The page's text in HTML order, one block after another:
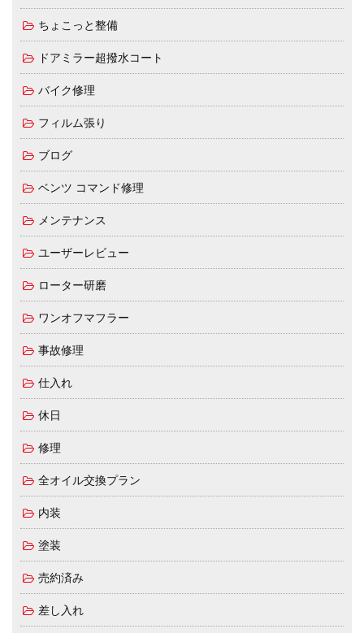
ちょこっと整備
ドアミラー超撥水コート
バイク修理
フィルム張り
ブログ
ベンツ コマンド修理
メンテナンス
ユーザーレビュー
ローター研磨
ワンオフマフラー
事故修理
仕入れ
休日
修理
全オイル交換プラン
内装
塗装
売約済み
差し入れ